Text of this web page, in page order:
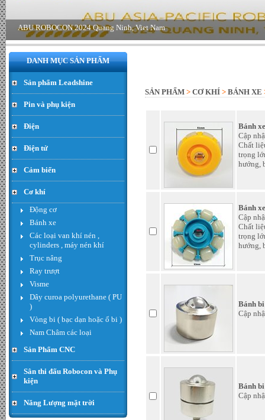
DANH MỤC SẢN PHẨM
Sản phẩm Leadshine
Pin và phụ kiện
Điện
Điện tử
Cảm biến
Cơ khí
Động cơ
Bánh xe
Các loại van khí nén ,
cylinders , máy nén khí
Trục nâng
Ray trượt
Visme
Dây curoa polyurethane ( PU
)
Vòng bi ( bạc dạn hoặc ổ bi )
Nam Châm các loại
Sản Phẩm CNC
Sân thi đấu Robocon và Phụ
kiện
Năng Lượng mặt trời
Hạt thóc - Đơn giá : 300.000
Inverter Growatt 5500MTL-S
công suất 5.5kw - Đơn giá :
SẢN PHẨM > CƠ KHÍ > BÁNH XE
Bánh
Cập
Chất
trọng
hướng,
Bánh
Cập
Chất
trọng
hướng,
Bánh
Cập
Bánh
Cập